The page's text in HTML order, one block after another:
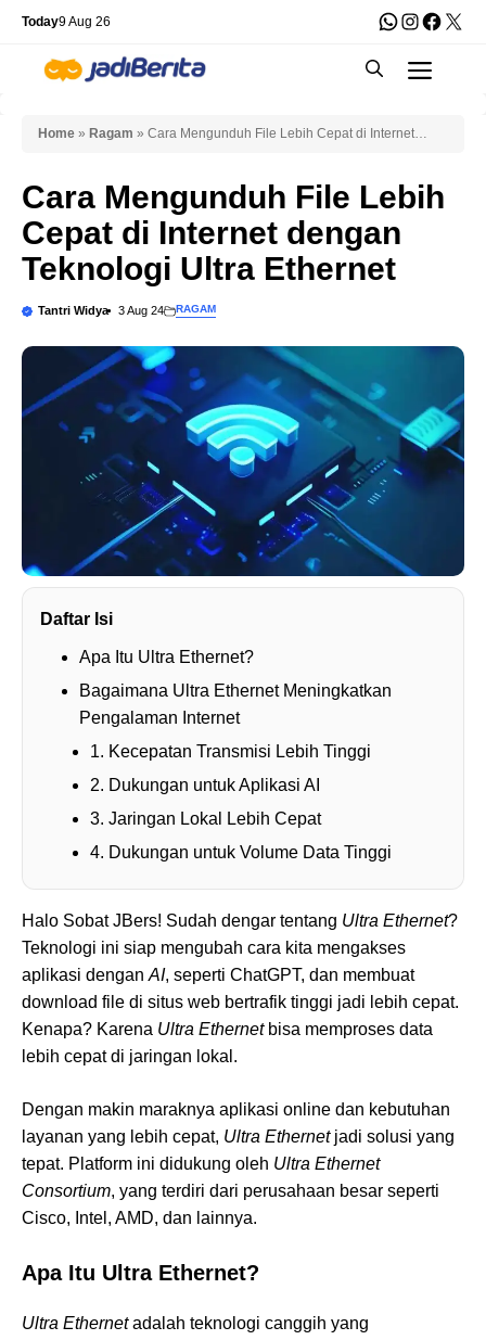
Skip
content
Today9 Aug 26 WhatsApp
X
Home » Ragam » Cara Mengunduh File Lebih Cepat di Internet
Cara Mengunduh File Lebih
Cepat di Internet dengan
Teknologi Ultra Ethernet
Tantri Widya 3 Aug 24 RAGAM
Daftar Isi
Apa Itu Ultra Ethernet?
Bagaimana Ultra Ethernet Meningkatkan
Pengalaman Internet
1. Kecepatan Transmisi Lebih Tinggi
2. Dukungan untuk Aplikasi AI
3. Jaringan Lokal Lebih Cepat
4. Dukungan untuk Volume Data Tinggi
Halo Sobat JBers! Sudah dengar tentang Ultra Ethernet?
Teknologi ini siap mengubah cara kita mengakses
aplikasi denganAI, seperti ChatGPT, dan membuat
download file di situs web bertrafik tinggi jadi lebih cepat.
Kenapa? Karena Ultra Ethernetbisa memproses data
lebih cepat di jaringan lokal.
Dengan makin maraknya aplikasi online dan kebutuhan
layanan yang lebih cepat, Ultra Ethernetjadi solusi yang
tepat. Platform ini didukung oleh Ultra Ethernet
Consortium, yang terdiri dari perusahaan besar seperti
Cisco, Intel, AMD, dan lainnya.
Apa Itu Ultra Ethernet?
Ultra Ethernetadalah teknologi canggih yang